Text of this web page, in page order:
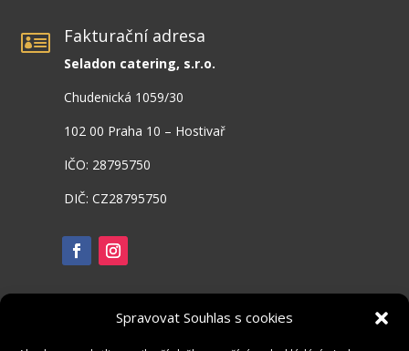
Spravovat Souhlas s cookies
 Fakturační adresa
Seladon catering, s.r.o.
Chudenická 1059/30
102 00 Praha 10 – Hostivař
IČO: 28795750
DIČ: CZ28795750